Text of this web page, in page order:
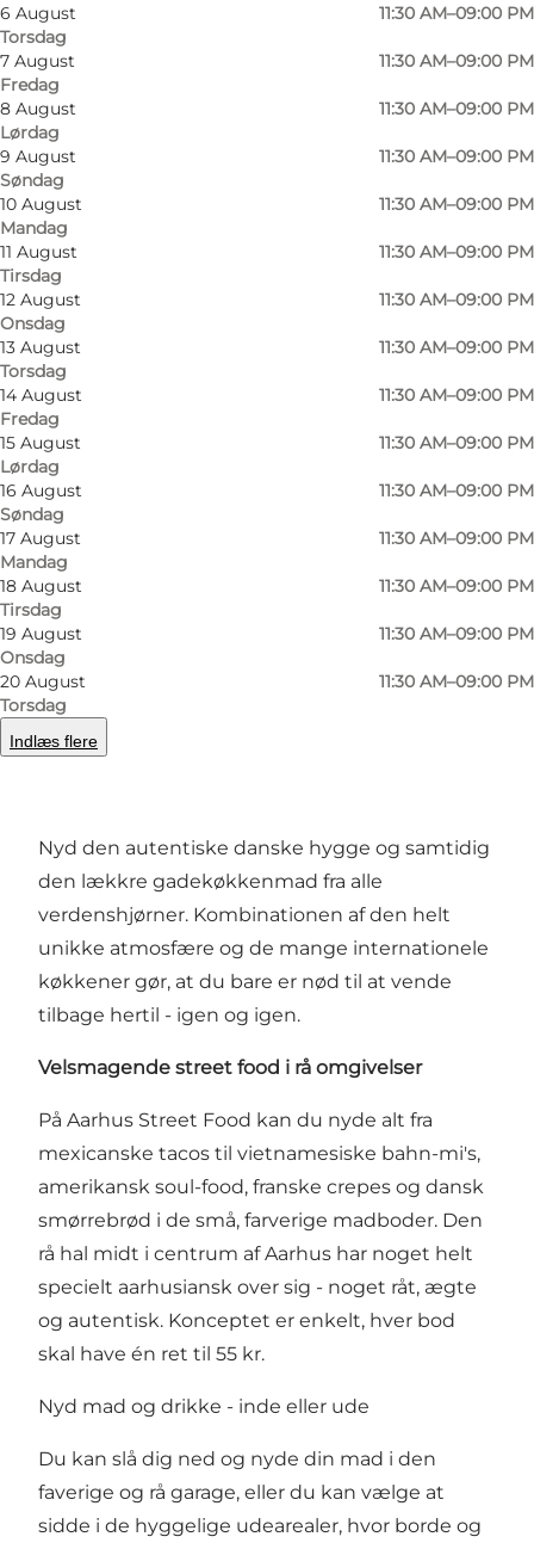
6 August
Torsdag
11:30 AM–09:00 PM
7 August
Fredag
11:30 AM–09:00 PM
8 August
Lørdag
11:30 AM–09:00 PM
9 August
Søndag
11:30 AM–09:00 PM
10 August
Mandag
11:30 AM–09:00 PM
11 August
Tirsdag
11:30 AM–09:00 PM
12 August
Onsdag
11:30 AM–09:00 PM
13 August
Torsdag
11:30 AM–09:00 PM
14 August
Fredag
11:30 AM–09:00 PM
15 August
Lørdag
11:30 AM–09:00 PM
16 August
Søndag
11:30 AM–09:00 PM
17 August
Mandag
11:30 AM–09:00 PM
18 August
Tirsdag
11:30 AM–09:00 PM
19 August
Onsdag
11:30 AM–09:00 PM
20 August
Torsdag
11:30 AM–09:00 PM
Indlæs flere
Foto: Aarhus Street Food Foto:
Nyd den autentiske danske hygge og samtidig
den lækkre gadekøkkenmad fra alle
verdenshjørner. Kombinationen af den helt
unikke atmosfære og de mange internationele
køkkener gør, at du bare er nød til at vende
tilbage hertil - igen og igen.
Velsmagende street food i rå omgivelser
På Aarhus Street Food kan du nyde alt fra
mexicanske tacos til vietnamesiske bahn-mi's,
amerikansk soul-food, franske crepes og dansk
smørrebrød i de små, farverige madboder. Den
rå hal midt i centrum af Aarhus har noget helt
specielt aarhusiansk over sig - noget råt, ægte
og autentisk. Konceptet er enkelt, hver bod
skal have én ret til 55 kr.
Nyd mad og drikke - inde eller ude
Du kan slå dig ned og nyde din mad i den
faverige og rå garage, eller du kan vælge at
sidde i de hyggelige udearealer, hvor borde og